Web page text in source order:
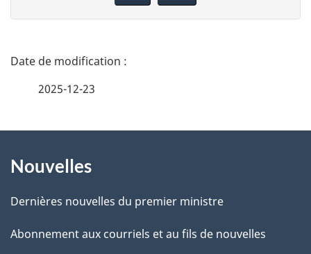
z
t
r
e
r
t
D
i
l
s
2025-12-23
propos
de
ce
Nouvelles
Dernières nouvelles du premier ministre
Abonnement aux courriels et au fils de nouvelles